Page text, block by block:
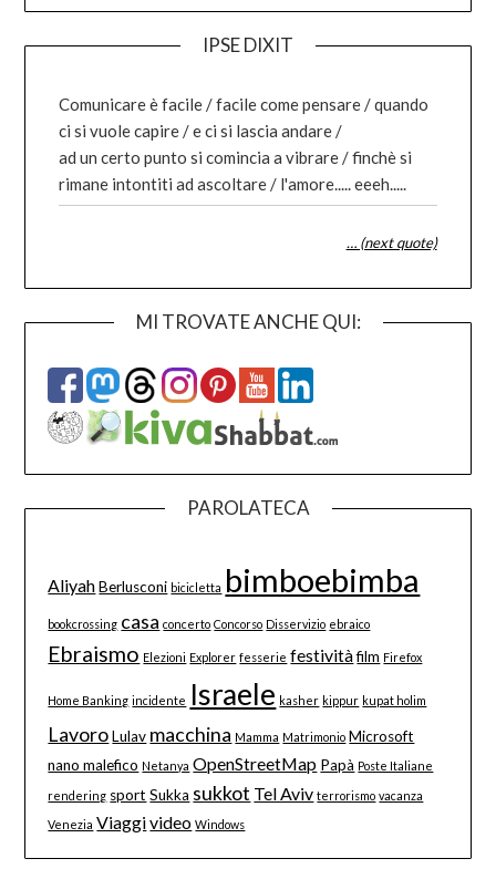
IPSE DIXIT
Comunicare è facile / facile come pensare / quando
ci si vuole capire / e ci si lascia andare /
ad un certo punto si comincia a vibrare / finchè si
rimane intontiti ad ascoltare / l'amore..... eeeh.....
… (next quote)
MI TROVATE ANCHE QUI:
PAROLATECA
Aliyah Berlusconi bicicletta bimboebimba
bookcrossing casa concerto Concorso Disservizio ebraico
Ebraismo Elezioni Explorer fesserie festività film Firefox
Home Banking incidente Israele kasher kippur kupat holim
Lavoro Lulav macchina Mamma Matrimonio Microsoft
nano malefico Netanya OpenStreetMap Papà Poste Italiane
rendering sport Sukka sukkot Tel Aviv terrorismo vacanza
Venezia Viaggivideo Windows